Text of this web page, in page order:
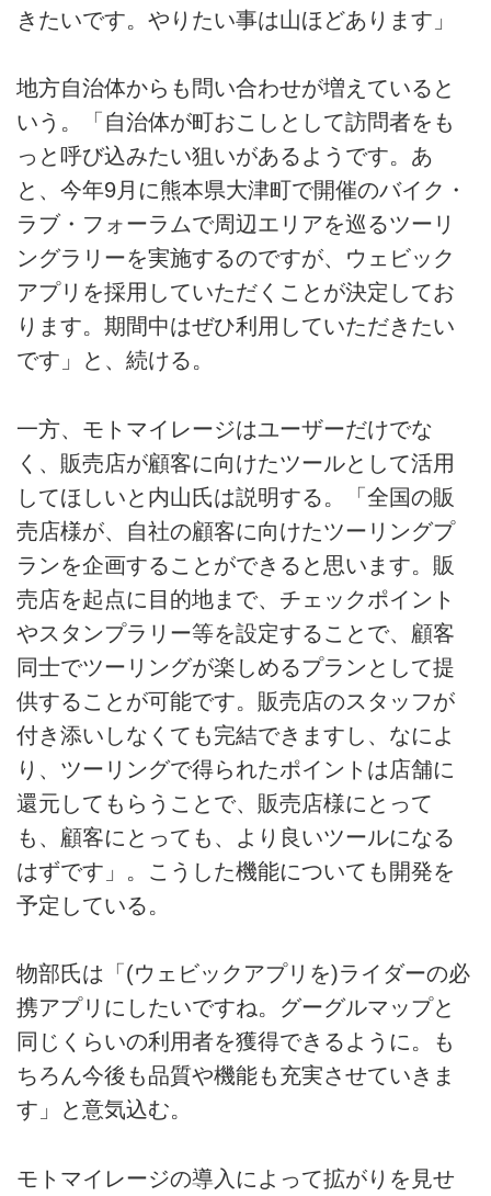
きたいです。やりたい事は山ほどあります」
地方自治体からも問い合わせが増えていると
いう。「自治体が町おこしとして訪問者をも
っと呼び込みたい狙いがあるようです。あ
と、今年9月に熊本県大津町で開催のバイク・
ラブ・フォーラムで周辺エリアを巡るツーリ
ングラリーを実施するのですが、ウェビック
アプリを採用していただくことが決定してお
ります。期間中はぜひ利用していただきたい
です」と、続ける。
一方、モトマイレージはユーザーだけでな
く、販売店が顧客に向けたツールとして活用
してほしいと内山氏は説明する。「全国の販
売店様が、自社の顧客に向けたツーリングプ
ランを企画することができると思います。販
売店を起点に目的地まで、チェックポイント
やスタンプラリー等を設定することで、顧客
同士でツーリングが楽しめるプランとして提
供することが可能です。販売店のスタッフが
付き添いしなくても完結できますし、なによ
り、ツーリングで得られたポイントは店舗に
還元してもらうことで、販売店様にとって
も、顧客にとっても、より良いツールになる
はずです」。こうした機能についても開発を
予定している。
物部氏は「(ウェビックアプリを)ライダーの必
携アプリにしたいですね。グーグルマップと
同じくらいの利用者を獲得できるように。も
ちろん今後も品質や機能も充実させていきま
す」と意気込む。
モトマイレージの導入によって拡がりを見せ